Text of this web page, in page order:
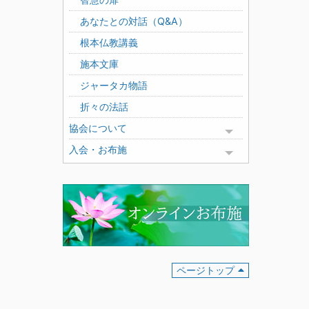
あなたとの対話（Q&A）
根本仏教講義
施本文庫
ジャータカ物語
折々の法話
協会について
Toggle menu
入会・お布施
Toggle menu
ページトップ